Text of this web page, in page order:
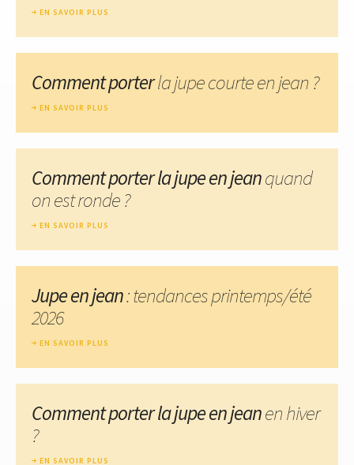
EN SAVOIR PLUS
Comment porterla jupe courte en jean ?
EN SAVOIR PLUS
Comment porter la jupe en jeanquand
on est ronde ?
EN SAVOIR PLUS
Jupe en jean: tendances printemps/été
2026
EN SAVOIR PLUS
Comment porter la jupe en jeanen hiver
?
EN SAVOIR PLUS